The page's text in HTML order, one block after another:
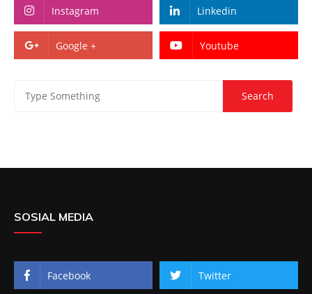
Instagram Linkedin
Google + Youtube
SOSIAL MEDIA
Facebook Twitter